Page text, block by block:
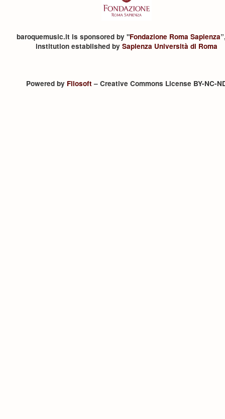
baroquemusic.it is sponsored by "Fondazione Roma Sapienza
institution established by Sapienza Università di Roma
Powered by Filosoft– Creative Commons License BY-NC-